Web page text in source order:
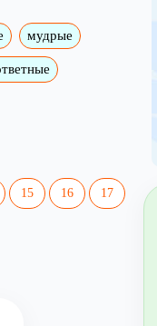
мудрые
15 16 17